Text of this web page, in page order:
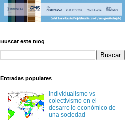
Buscar este blog
Entradas populares
Individualismo vs
colectivismo en el
desarrollo económico de
una sociedad